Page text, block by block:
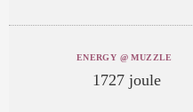
ENERGY @ MUZZLE
1727 joule